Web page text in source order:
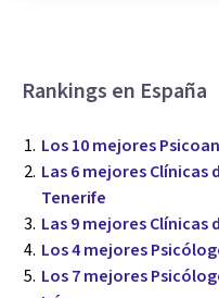
Rankings en España
Los 10 mejores
Las 6 mejores Clínicas
Tenerife
Las 9 mejores Clínicas
Los 4 mejores
Los 7 mejores